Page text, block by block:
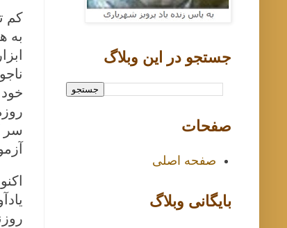
کم
به
سر
جستجو در اين وبلاگ
صفحات
صفحه اصلی
بايگانی وبلاگ